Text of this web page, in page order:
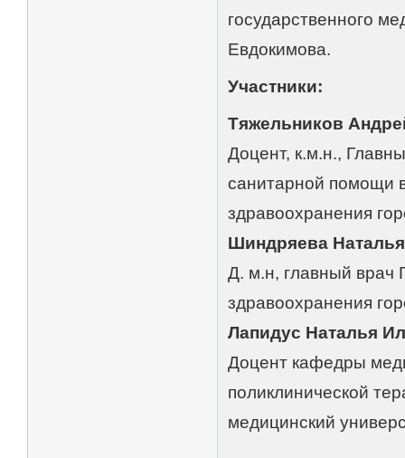
государственного
Евдокимова.
Участники:
Тяжельников
Доцент, к.м.н.,
санитарной помощи
здравоохранения
Шиндряева
Д. м.н, главный врач
здравоохранения
Лапидус Наталья
Доцент кафедры
поликлинической
медицинский